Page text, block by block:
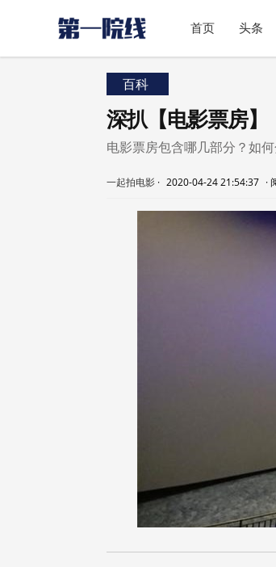
首页 头条
百科
深扒【电影票房】
电影票房包含哪几部分？如
一起拍电影 · 2020-04-24 21:54:37 ·